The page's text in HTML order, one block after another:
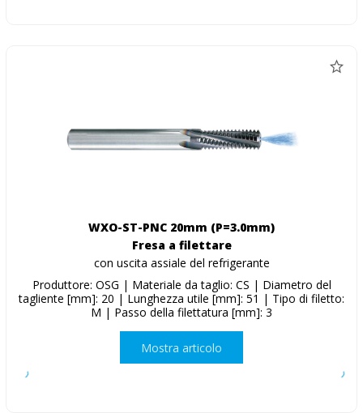
WXO-ST-PNC 20mm (P=3.0mm)
Fresa a filettare
con uscita assiale del refrigerante
Produttore: OSG | Materiale da taglio: CS | Diametro del
tagliente [mm]: 20 | Lunghezza utile [mm]: 51 | Tipo di filetto:
M | Passo della filettatura [mm]: 3
Mostra articolo